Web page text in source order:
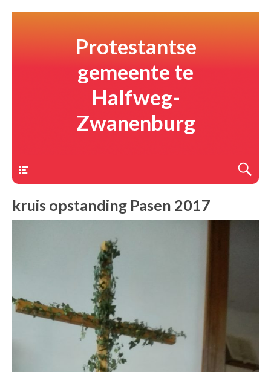
Protestantse
gemeente te
Halfweg-
Zwanenburg
kruis opstanding Pasen 2017